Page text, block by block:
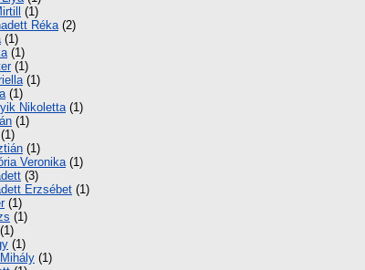
(1)
Réka(2)
(1)
(1)
(1)
(1)
(1)
Nikoletta(1)
(1)
(1)
(1)
Veronika(1)
(3)
Erzsébet (1)
(1)
(1)
(1)
(1)